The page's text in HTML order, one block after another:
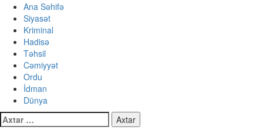
Ana Səhifə
Siyasət
Kriminal
Hadisə
Təhsil
Cəmiyyət
Ordu
İdman
Dünya
Axtarış: